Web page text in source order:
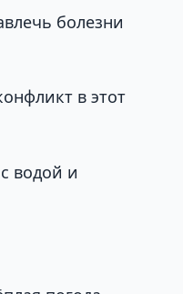
болезни
в этот
водой и